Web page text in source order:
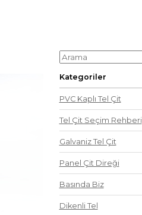
Kategoriler
PVC Kaplı Tel Çit
Tel Çit Seçim Rehberi
Galvaniz Tel Çit
Panel Çit Direği
Basında Biz
Dikenli Tel